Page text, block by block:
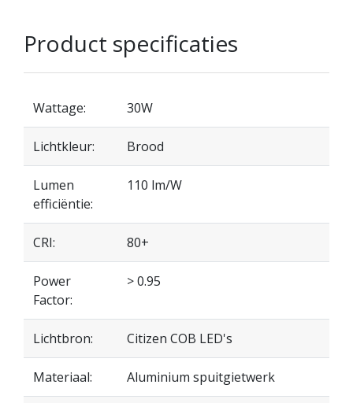
Product specificaties
Wattage: 30W
Lichtkleur: Brood
Lumen
efficiëntie:
110 lm/W
CRI: 80+
Power
Factor:
> 0.95
Lichtbron: Citizen COB LED's
Materiaal: Aluminium spuitgietwerk